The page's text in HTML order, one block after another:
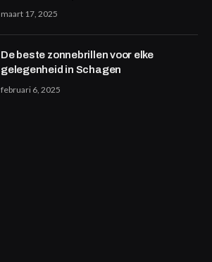
maart 17, 2025
De beste zonnebrillen voor elke
gelegenheid in Schagen
februari 6, 2025